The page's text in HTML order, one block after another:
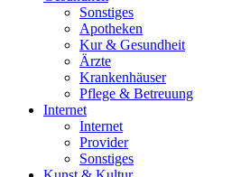
Sonstiges
Apotheken
Kur & Gesundheit
Ärzte
Krankenhäuser
Pflege & Betreuung
Internet
Internet
Provider
Sonstiges